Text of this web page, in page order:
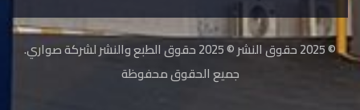
© 2025 حقوق النشر © 2025 حقوق الطبع والنشر لشركة صواري.
جميع الحقوق محفوظة